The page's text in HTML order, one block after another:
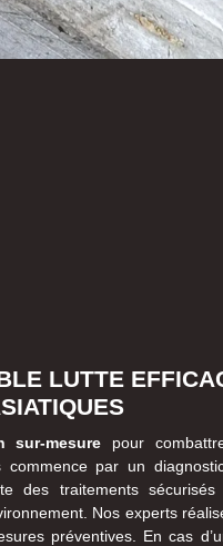
LUTTE
sur-mesure pour
par un
des traitements sécurisés
Nos experts
préventives. En cas